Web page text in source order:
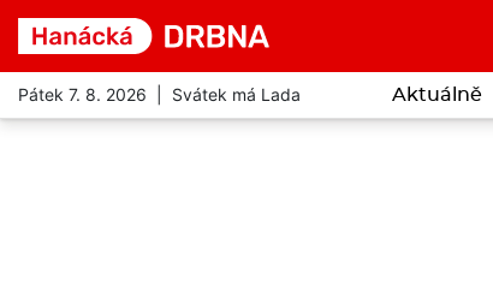
Pátek 7. 8. 2026 | Svátek má Lada Aktuálně